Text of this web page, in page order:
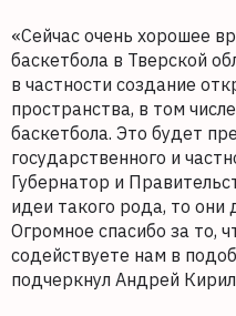
«Сейчас очень хорошее
баскетбола в Тверской
в частности создание
пространства, в том
баскетбола. Это будет
государственного и
Губернатор и
идеи такого рода, то они
Огромное спасибо за то,
содействуете нам в
подчеркнул Андрей